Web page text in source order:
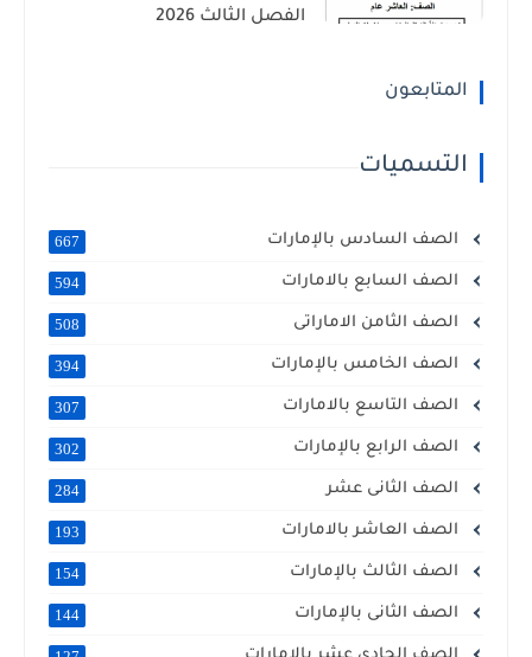
الفصل الثالث 2026
المتابعون
التسميات
الصف السادس بالإمارات 667
الصف السابع بالامارات 594
الصف الثامن الاماراتى 508
الصف الخامس بالإمارات 394
الصف التاسع بالامارات 307
الصف الرابع بالإمارات 302
الصف الثانى عشر 284
الصف العاشر بالامارات 193
الصف الثالث بالإمارات 154
الصف الثانى بالإمارات 144